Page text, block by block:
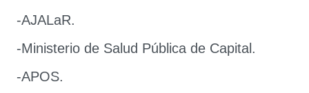
-AJALaR.
-Ministerio de Salud Pública de Capital.
-APOS.